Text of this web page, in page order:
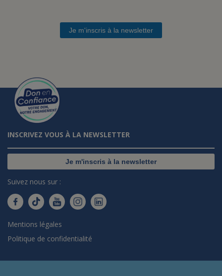
Je m'inscris à la newsletter
INSCRIVEZ VOUS À LA NEWSLETTER
Je m'inscris à la newsletter
Suivez nous sur :
Mentions légales
Politique de confidentialité